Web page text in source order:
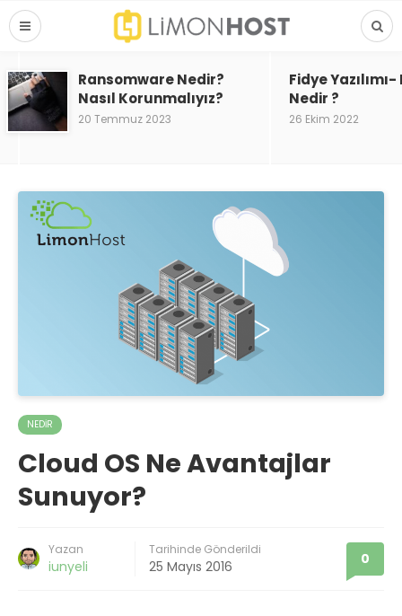
Ransomware Nedir?
Nasıl Korunmalıyız?
20 Temmuz 2023
Fidye
Nedir ?
26 Ekim 2022
NEDIR
Cloud OS Ne Avantajlar
Sunuyor?
Yazan
iunyeli
Tarihinde Gönderildi
25 Mayıs 2016 0